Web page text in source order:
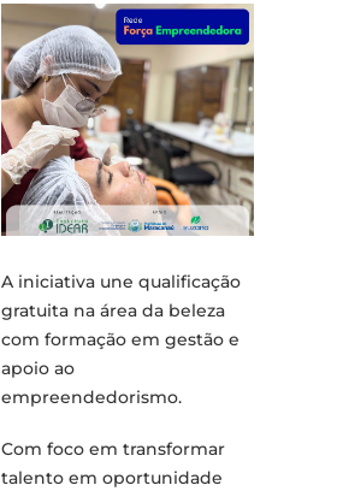
A iniciativa une qualificação
gratuita na área da beleza
com formação em gestão e
apoio ao
empreendedorismo.
Com foco em transformar
talento em oportunidade